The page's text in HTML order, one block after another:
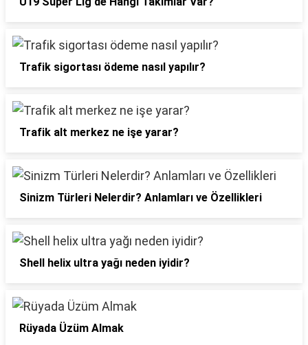
Trafik sigortası ödeme nasıl yapılır?
Trafik alt merkez ne işe yarar?
Sinizm Türleri Nelerdir? Anlamları ve Özellikleri
Shell helix ultra yağı neden iyidir?
Rüyada Üzüm Almak